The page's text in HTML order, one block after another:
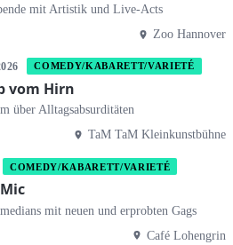
mit Artistik und Live-Acts
Zoo Hannover
COMEDY/KABARETT/VARIETÉ
vom Hirn
über Alltagsabsurditäten
TaM TaM Kleinkunstbühne
COMEDY/KABARETT/VARIETÉ
mit neuen und erprobten Gags
Café Lohengrin